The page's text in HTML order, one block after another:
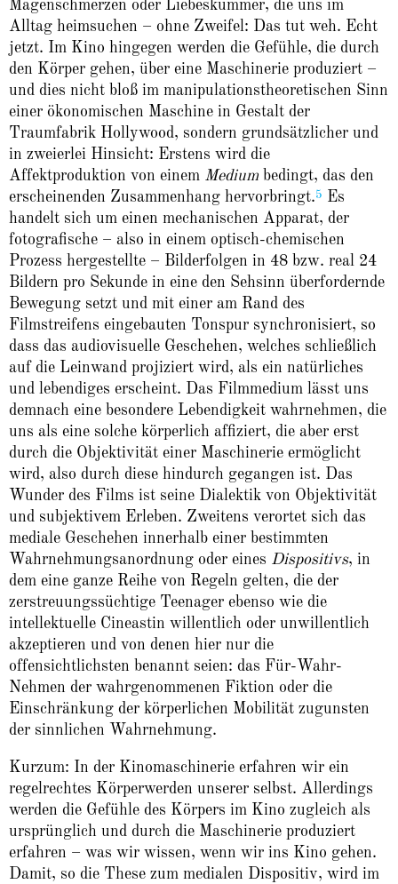
Magenschmerzen oder Liebeskummer, die uns im
Alltag heimsuchen – ohne Zweifel: Das tut weh. Echt
jetzt. Im Kino hingegen werden die Gefühle, die durch
den Körper gehen, über eine Maschinerie produziert –
und dies nicht bloß im manipulationstheoretischen Sinn
einer ökonomischen Maschine in Gestalt der
Traumfabrik Hollywood, sondern grundsätzlicher und
in zweierlei Hinsicht: Erstens wird die
Affektproduktion von einem Medium bedingt, das den
erscheinenden Zusammenhang hervorbringt.5 Es
handelt sich um einen mechanischen Apparat, der
fotografische – also in einem optisch-chemischen
Prozess hergestellte – Bilderfolgen in 48 bzw. real 24
Bildern pro Sekunde in eine den Sehsinn überfordernde
Bewegung setzt und mit einer am Rand des
Filmstreifens eingebauten Tonspur synchronisiert, so
dass das audiovisuelle Geschehen, welches schließlich
auf die Leinwand projiziert wird, als ein natürliches
und lebendiges erscheint. Das Filmmedium lässt uns
demnach eine besondere Lebendigkeit wahrnehmen, die
uns als eine solche körperlich affiziert, die aber erst
durch die Objektivität einer Maschinerie ermöglicht
wird, also durch diese hindurch gegangen ist. Das
Wunder des Films ist seine Dialektik von Objektivität
und subjektivem Erleben. Zweitens verortet sich das
mediale Geschehen innerhalb einer bestimmten
Wahrnehmungsanordnung oder eines Dispositivs, in
dem eine ganze Reihe von Regeln gelten, die der
zerstreuungssüchtige Teenager ebenso wie die
intellektuelle Cineastin willentlich oder unwillentlich
akzeptieren und von denen hier nur die
offensichtlichsten benannt seien: das Für-Wahr-
Nehmen der wahrgenommenen Fiktion oder die
Einschränkung der körperlichen Mobilität zugunsten
der sinnlichen Wahrnehmung.
Kurzum: In der Kinomaschinerie erfahren wir ein
regelrechtes Körperwerden unserer selbst. Allerdings
werden die Gefühle des Körpers im Kino zugleich als
ursprünglich und durch die Maschinerie produziert
erfahren – was wir wissen, wenn wir ins Kino gehen.
Damit, so die These zum medialen Dispositiv, wird im